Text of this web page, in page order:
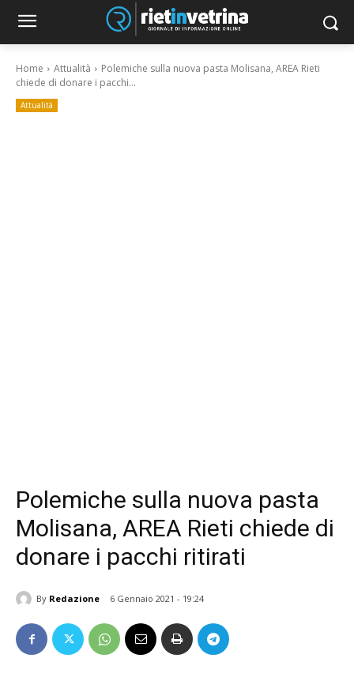
Home Attualità
Polemiche sulla nuova pasta Molisana, AREA Rieti
chiede di donare i pacchi...
Attualità
Polemiche sulla nuova pasta
Molisana, AREA Rieti chiede di
donare i pacchi ritirati
By Redazione 6 Gennaio 2021 - 19:24